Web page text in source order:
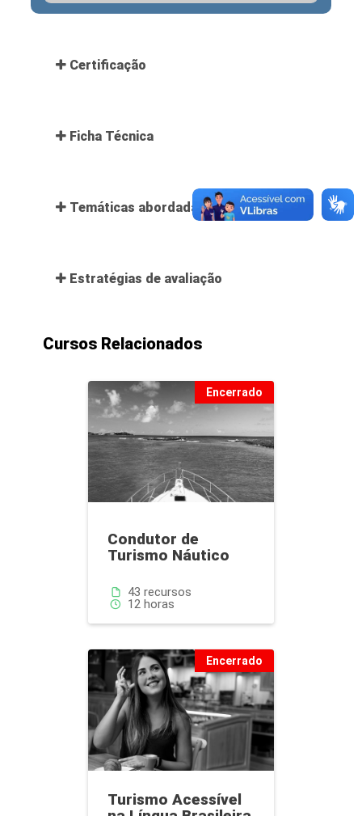
Certificação
Ficha Técnica
Temáticas abordadas
Estratégias de avaliação
Cursos Relacionados
Curso
Encerrado
Condutor de
Turismo Náutico
Quantidade de recursos:
43 recursos
Número de horas:
12 horas
Curso
Encerrado
Turismo Acessível